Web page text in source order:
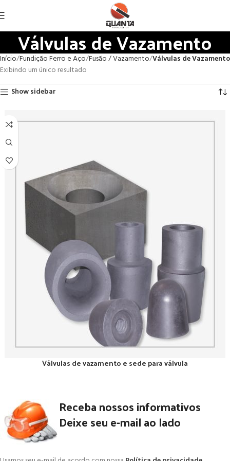
Válvulas de Vazamento
Início Fundição Ferro e Aço Fusão / Vazamento Válvulas de Vazamento
Exibindo um único resultado
Show sidebar
Válvulas de vazamento e sede para válvula
Receba nossos informativos
Deixe seu e-mail ao lado